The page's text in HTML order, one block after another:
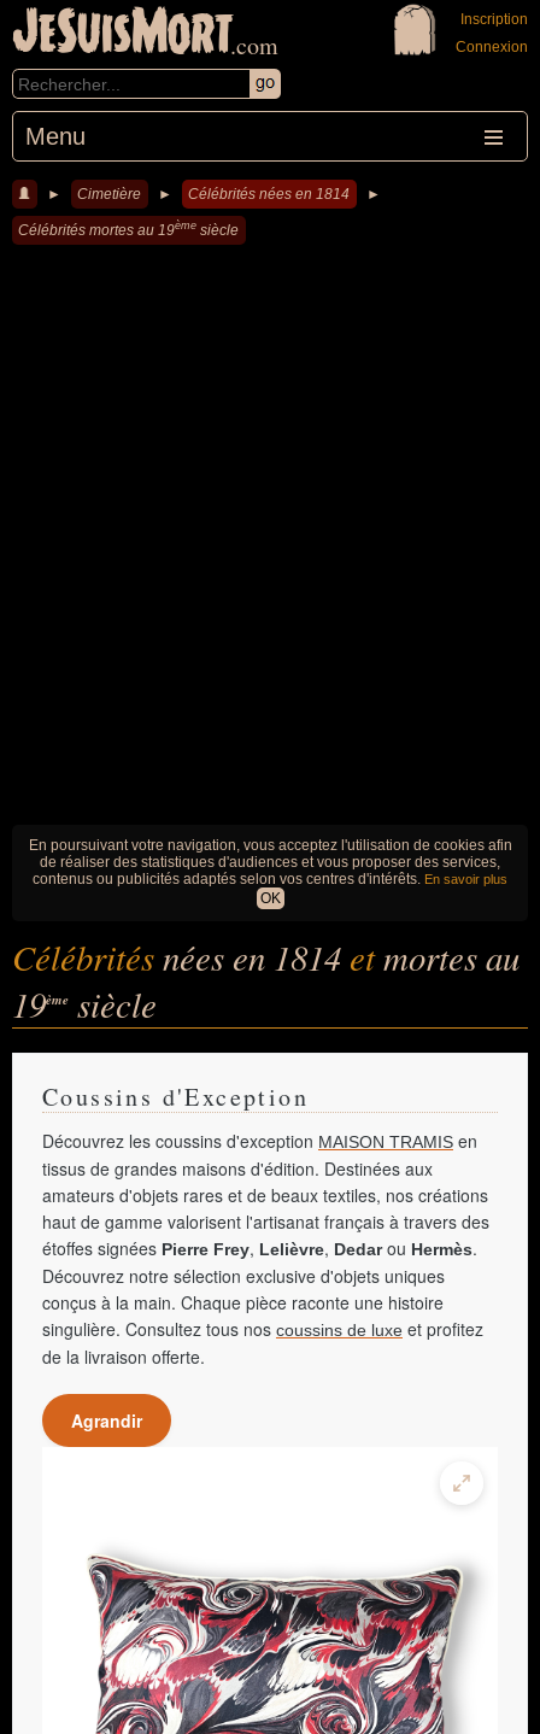
JeSuisMort.com
Menu
Inscription
Connexion
► Cimetière ► Célébrités nées en 1814 ►
Célébrités mortes au 19ème siècle
En poursuivant votre navigation, vous acceptez l'utilisation de cookies afin
de réaliser des statistiques d'audiences et vous proposer des services,
contenus ou publicités adaptés selon vos centres d'intérêts. En savoir plus
OK
Célébritésnées en 1814 etmortes au
19ème siècle
Coussins d'Exception
Découvrez les coussins d'exception MAISON TRAMIS en
tissus de grandes maisons d'édition. Destinées aux
amateurs d'objets rares et de beaux textiles, nos créations
haut de gamme valorisent l'artisanat français à travers des
étoffes signées Pierre Frey, Lelièvre, Dedarou Hermès.
Découvrez notre sélection exclusive d'objets uniques
conçus à la main. Chaque pièce raconte une histoire
singulière. Consultez tous nos coussins de luxe et profitez
de la livraison offerte.
Agrandir